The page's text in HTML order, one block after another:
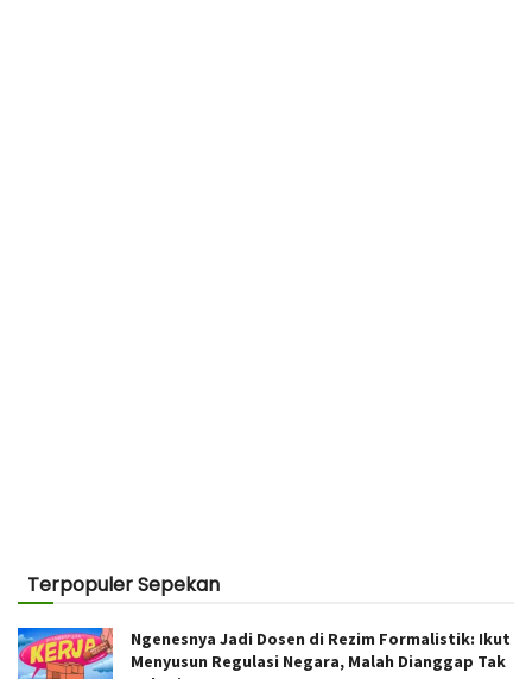
Terpopuler Sepekan
Ngenesnya Jadi Dosen di Rezim Formalistik: Ikut
Menyusun Regulasi Negara, Malah Dianggap Tak